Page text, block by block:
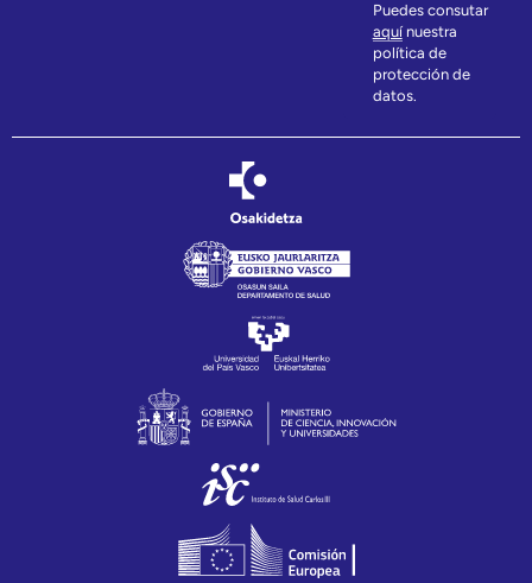
Puedes consutar
aquínuestra
política de
protección de
datos.